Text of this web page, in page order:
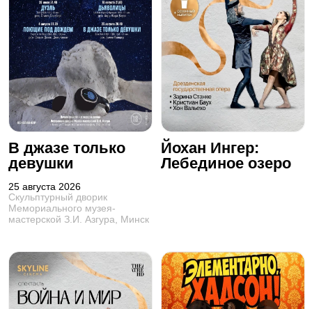
В джазе только
девушки
25 августа 2026
Скульптурный дворик
Мемориального музея-
мастерской З.И. Азгура, Минск
Йохан Ингер:
Лебединое озеро